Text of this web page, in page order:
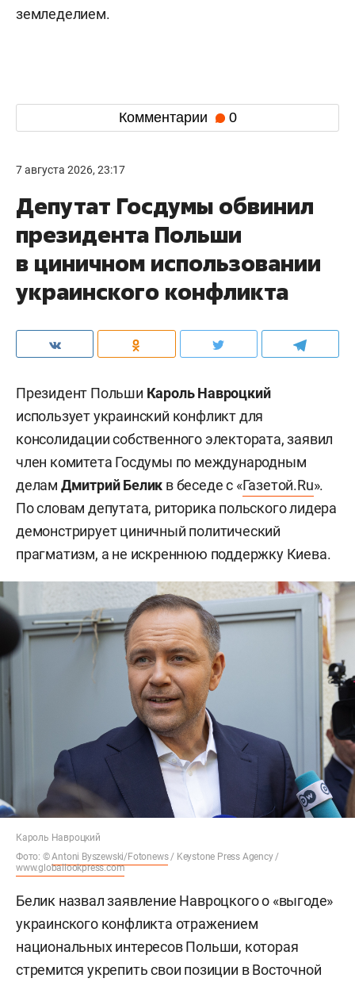
земледелием.
Комментарии 0
7 августа 2026, 23:17
Депутат Госдумы обвинил
президента Польши
в циничном использовании
украинского конфликта
Президент Польши Кароль Навроцкий
использует украинский конфликт для
консолидации собственного электората, заявил
член комитета Госдумы по международным
делам Дмитрий Белик в беседе с «Газетой.Ru».
По словам депутата, риторика польского лидера
демонстрирует циничный политический
прагматизм, а не искреннюю поддержку Киева.
Кароль Навроцкий
Фото: ©Antoni Byszewski/Fotonews/ Keystone Press Agency /
www.globallookpress.com
Белик назвал заявление Навроцкого о «выгоде»
украинского конфликта отражением
национальных интересов Польши, которая
стремится укрепить свои позиции в Восточной